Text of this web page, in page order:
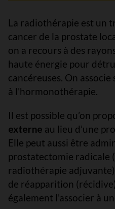
La radiothérapie est un
cancer de la prostate
on a recours à des
haute énergie pour
cancéreuses. On
à l'hormonothérapie.
Il est possible qu’on
externe au lieu d’une
Elle peut aussi être
prostatectomie radicale
radiothérapie
de réapparition
également l'associer à